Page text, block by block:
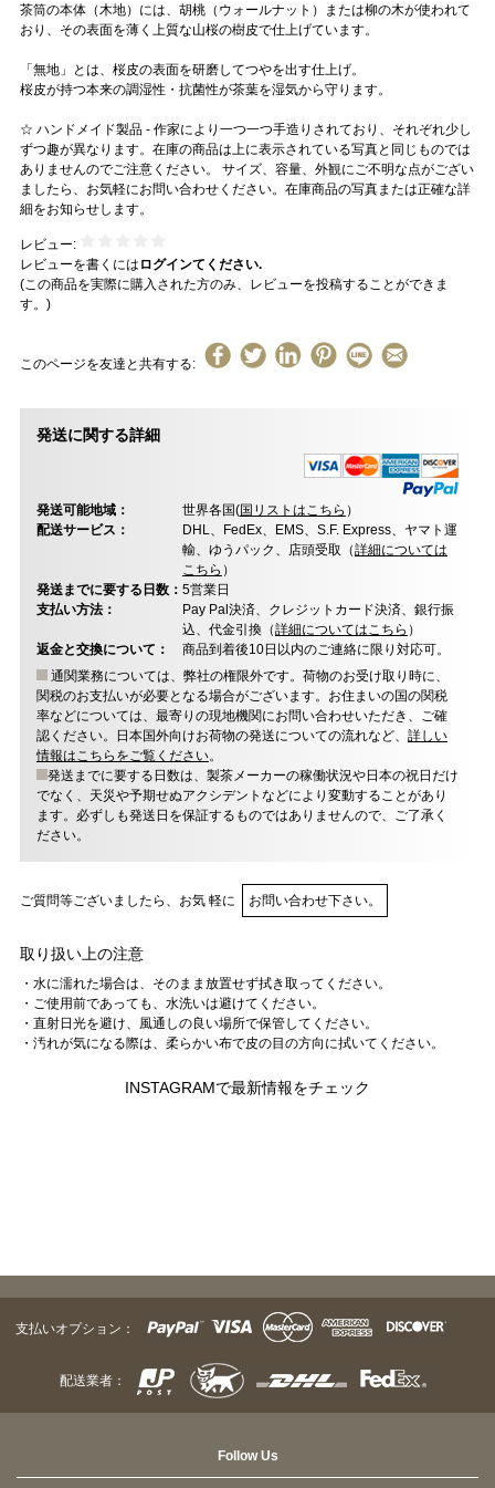
茶筒の本体（木地）には、胡桃（ウォールナット）または柳の木が使われて
おり、その表面を薄く上質な山桜の樹皮で仕上げています。
「無地」とは、桜皮の表面を研磨してつやを出す仕上げ。
桜皮が持つ本来の調湿性・抗菌性が茶葉を湿気から守ります。
☆ ハンドメイド製品 - 作家により一つ一つ手造りされており、それぞれ少し
ずつ趣が異なります。在庫の商品は上に表示されている写真と同じものでは
ありませんのでご注意ください。 サイズ、容量、外観にご不明な点がござい
ましたら、お気軽にお問い合わせください。在庫商品の写真または正確な詳
細をお知らせします。
レビュー:
レビューを書くには ログインてください.
(この商品を実際に購入された方のみ、レビューを投稿することができま
す。)
このページを友達と共有する:
発送に関する詳細
発送可能地域： 世界各国(国リストはこちら ）
配送サービス：
DHL、FedEx、EMS、S.F. Express、ヤマト運
輸、ゆうパック、店頭受取（詳細については
こちら ）
発送までに要する日数： 5営業日
支払い方法：
Pay Pal決済、クレジットカード決済、銀行振
込、代金引換（詳細についてはこちら ）
返金と交換について：
商品到着後10日以内のご連絡に限り対応可。
通関業務については、弊社の権限外です。荷物のお受け取り時に、
関税のお支払いが必要となる場合がございます。お住まいの国の関税
率などについては、最寄りの現地機関にお問い合わせいただき、ご確
認ください。日本国外向けお荷物の発送についての流れなど、 詳しい
情報はこちらをご覧ください。
発送までに要する日数は、製茶メーカーの稼働状況や日本の祝日だけ
でなく、天災や予期せぬアクシデントなどにより変動することがあり
ます。必ずしも発送日を保証するものではありませんので、ご了承く
ださい。
ご質問等ございましたら、お気 軽に お問い合わせ下さい。
取り扱い上の注意
・水に濡れた場合は、そのまま放置せず拭き取ってください。
・ご使用前であっても、水洗いは避けてください。
・直射日光を避け、風通しの良い場所で保管してください。
・汚れが気になる際は、柔らかい布で皮の目の方向に拭いてください。
INSTAGRAMで最新情報をチェック
支払いオプション：
配送業者：
Follow Us